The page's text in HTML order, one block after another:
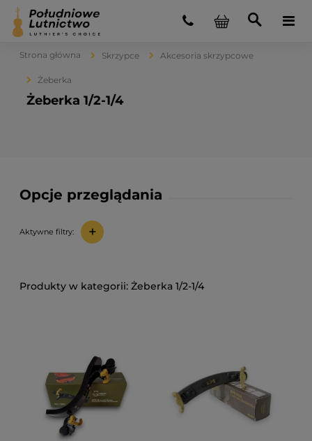
Strona główna Skrzypce Akcesoria skrzypcowe
Żeberka
Żeberka 1/2-1/4
Opcje przeglądania
Aktywne filtry: +
Żeberka 1/2-1/4